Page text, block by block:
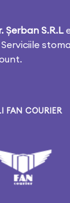
Șerban S.R.L
FAN COURIER